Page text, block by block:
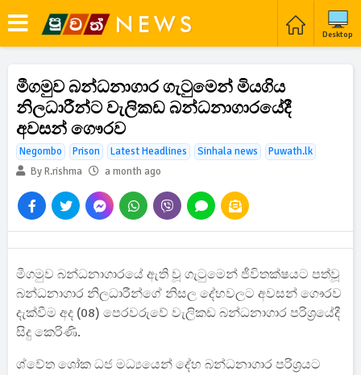
Desktop
මීගමුව බන්ධනාගාර ගැටුමෙන් මියගිය
නිලධාරීන්ට වැලිකඩ බන්ධනාගාරයේදී
අවසන් ගෞරව
Negombo Prison Latest Headlines Sinhala news
Puwath.lk
By R.rishma
a month ago
මීගමුව බන්ධනාගාරයේ ඇති වූ ගැටුමෙන් ජීවිතක්ෂයට පත්වූ
බන්ධනාගාර නිලධාරීන්ගේ නිසල දේහවලට අවසන් ගෞරව
දැක්වීම අද (08) පෙරවරුවේ වැලිකඩ බන්ධනාගාර පරිශ්‍රයේදී
සිදු කෙරිණි.
ශ්වේත ශෝක ධජ මධ්‍යයෙන් දේහ බන්ධනාගාර පරිශ්‍රයට